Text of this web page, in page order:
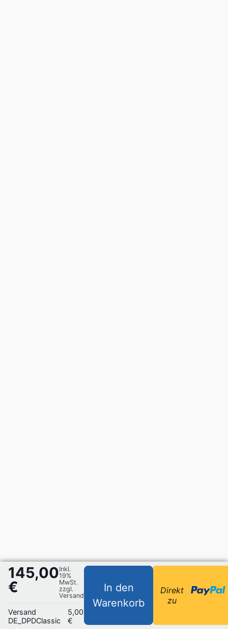
145,00
€
Inkl.
19%
MwSt.
zzgl.
Versand
Versand
DE_DPDClassic
5,00
€
In den
Warenkorb
Direkt
zu